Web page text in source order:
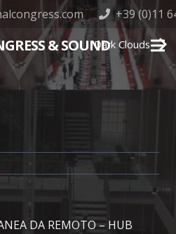
+39 (0)11
& SOUNDDark Clouds
DA REMOTO – HUB